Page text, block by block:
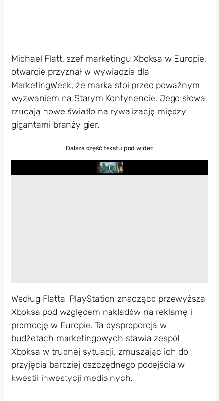
Michael Flatt, szef marketingu Xboksa w Europie,
otwarcie przyznał w wywiadzie dla
MarketingWeek, że marka stoi przed poważnym
wyzwaniem na Starym Kontynencie. Jego słowa
rzucają nowe światło na rywalizację między
gigantami branży gier.
Dalsza część tekstu pod wideo
Play
Według Flatta, PlayStation znacząco przewyższa
Xboksa pod względem nakładów na reklamę i
promocję w Europie. Ta dysproporcja w
budżetach marketingowych stawia zespół
Xboksa w trudnej sytuacji, zmuszając ich do
przyjęcia bardziej oszczędnego podejścia w
kwestii inwestycji medialnych.